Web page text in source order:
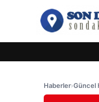
Haberler›Güncel